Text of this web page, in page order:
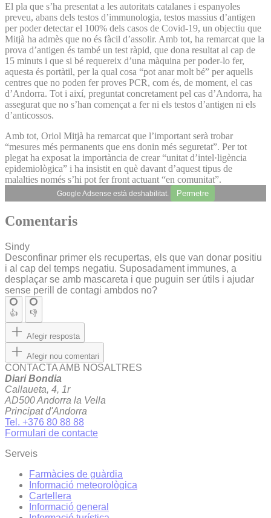
El pla que s’ha presentat a les autoritats catalanes i espanyoles
preveu, abans dels testos d’immunologia, testos massius d’antigen
per poder detectar el 100% dels casos de Covid-19, un objectiu que
Mitjà ha admès que no és fàcil d’assolir. Amb tot, ha remarcat que la
prova d’antigen és també un test ràpid, que dona resultat al cap de
15 minuts i que si bé requereix d’una màquina per poder-lo fer,
aquesta és portàtil, per la qual cosa “pot anar molt bé” per aquells
centres que no poden fer proves PCR, com és, de moment, el cas
d’Andorra. Tot i així, preguntat concretament pel cas d’Andorra, ha
assegurat que no s’han començat a fer ni els testos d’antigen ni els
d’anticossos.
Amb tot, Oriol Mitjà ha remarcat que l’important serà trobar
“mesures més permanents que ens donin més seguretat”. Per tot
plegat ha exposat la importància de crear “unitat d’intel·ligència
epidemiològica” i ha insistit en què davant d’aquest tipus de
malalties només s’hi pot fer front actuant “en comunitat”.
Google Adsense està deshabilitat. Permetre
Comentaris
Sindy
Desconfinar primer els recupertas, els que van donar positiu
i al cap del temps negatiu. Suposadament immunes, a
desplaçar se amb mascareta i que puguin ser útils i ajudar
sense perill de contagi ambdos no?
👍 👎
Afegir resposta
Afegir nou comentari
CONTACTA AMB NOSALTRES
Diari Bondia
Callaueta, 4, 1r
AD500 Andorra la Vella
Principat d'Andorra
Tel. +376 80 88 88
Formulari de contacte
Serveis
Farmàcies de guàrdia
Informació meteorològica
Cartellera
Informació general